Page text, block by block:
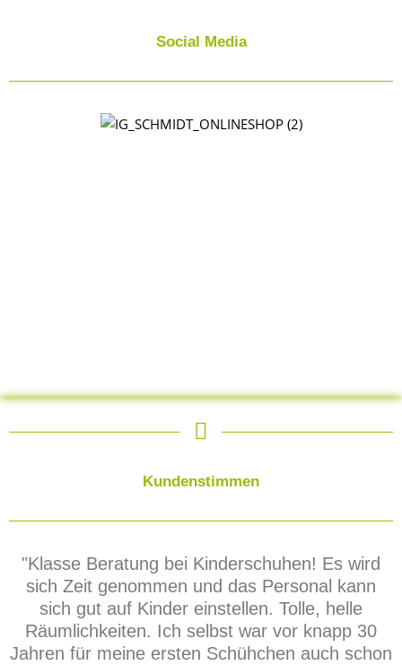
Social Media
Kundenstimmen
"Klasse Beratung bei Kinderschuhen! Es wird
sich Zeit genommen und das Personal kann
sich gut auf Kinder einstellen. Tolle, helle
Räumlichkeiten. Ich selbst war vor knapp 30
Jahren für meine ersten Schühchen auch schon